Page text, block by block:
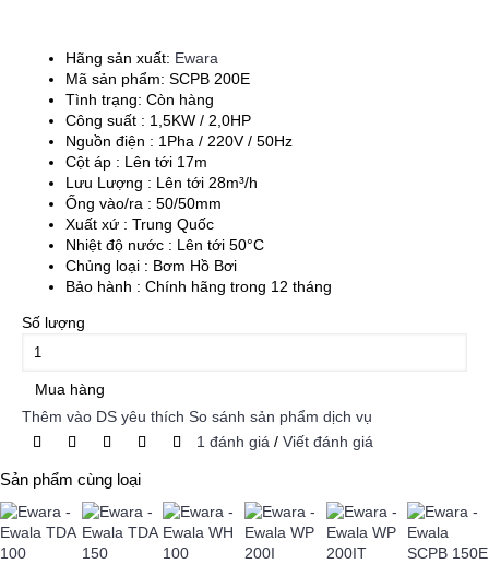
Hãng sản xuất: Ewara
Mã sản phẩm: SCPB 200E
Tình trạng: Còn hàng
Công suất : 1,5KW / 2,0HP
Nguồn điện : 1Pha / 220V / 50Hz
Cột áp : Lên tới 17m
Lưu Lượng : Lên tới 28m³/h
Ống vào/ra : 50/50mm
Xuất xứ : Trung Quốc
Nhiệt độ nước : Lên tới 50°C
Chủng loại : Bơm Hồ Bơi
Bảo hành : Chính hãng trong 12 tháng
Số lượng
Mua hàng
Thêm vào DS yêu thích So sánh sản phẩm dịch vụ
1 đánh giá / Viết đánh giá
Sản phẩm cùng loại